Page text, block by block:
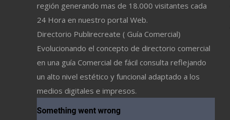
región generando mas de 18.000 visitantes cada
24 Hora en nuestro portal Web.
Directorio Publirecreate ( Guía Comercial)
Evolucionando el concepto de directorio comercial
en una guía Comercial de fácil consulta reflejando
un alto nivel estético y funcional adaptado a los
medios digitales e impresos.